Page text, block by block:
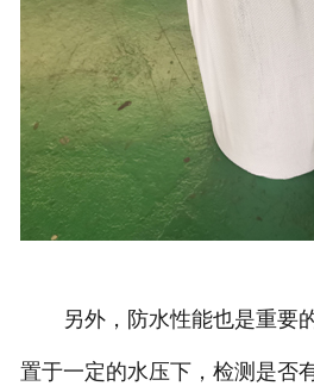
另外，防水性能也是重要
置于一定的水压下，检测是否